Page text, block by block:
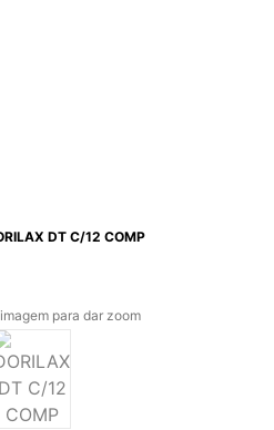
DT C/12 COMP
para dar zoom